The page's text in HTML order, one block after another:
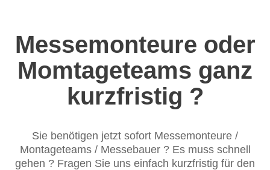
Messemonteure oder
Momtageteams ganz
kurzfristig ?
Sie benötigen jetzt sofort Messemonteure /
Montageteams / Messebauer ? Es muss schnell
gehen ? Fragen Sie uns einfach kurzfristig für den